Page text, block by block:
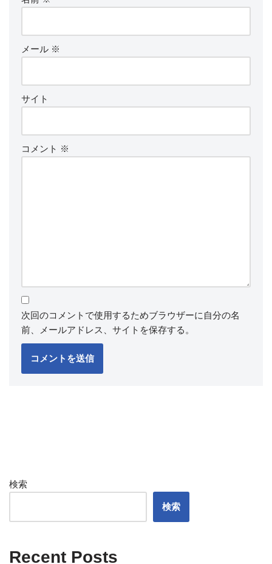
メール ※
サイト
コメント ※
次回のコメントで使用するためブラウザーに自分の名
前、メールアドレス、サイトを保存する。
検索
検索
Recent Posts